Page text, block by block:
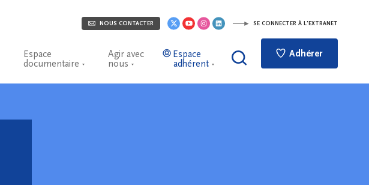
NOUS CONTACTER SE CONNECTER À L'EXTRANET
Espace
documentaire
Agir avec
nous
Espace
adhérent
Adhérer